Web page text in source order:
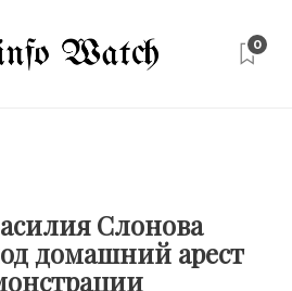
0
Слонова
домашний арест